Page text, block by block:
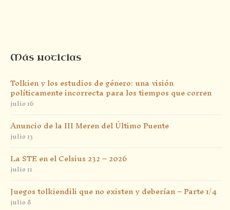
Más noticias
Tolkien y los estudios de género: una visión
políticamente incorrecta para los tiempos que corren
julio 16
Anuncio de la III Meren del Último Puente
julio 13
La STE en el Celsius 232 – 2026
julio 11
Juegos tolkiendili que no existen y deberían – Parte 1/4
julio 8